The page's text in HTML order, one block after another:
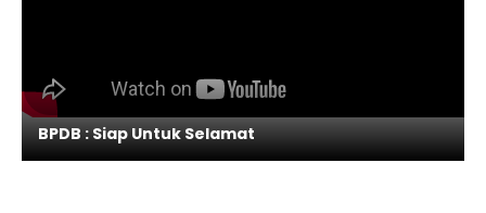
BPDB : Siap Untuk Selamat